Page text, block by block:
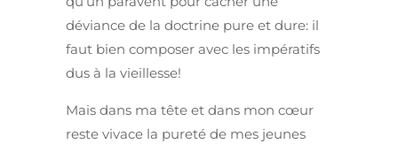
déviance de la doctrine pure et dure: il
faut bien composer avec les impératifs
dus à la vieillesse!
Mais dans ma tête et dans mon cœur
reste vivace la pureté de mes jeunes